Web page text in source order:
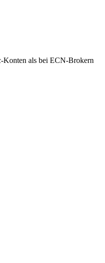
Konten als bei ECN-Brokern